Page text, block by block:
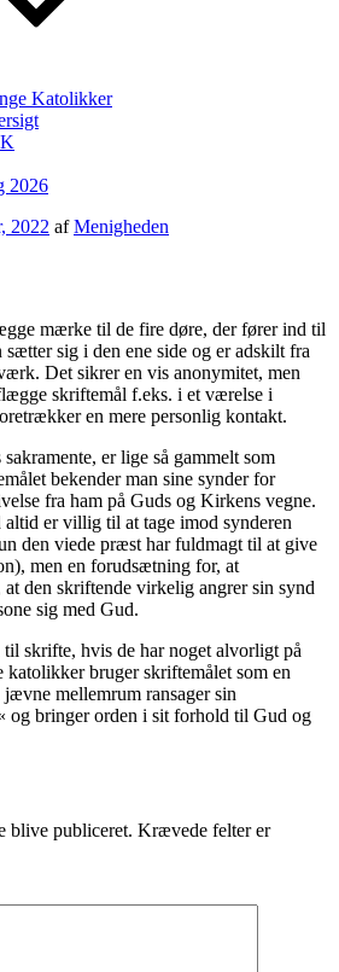
Katolikker
2026
2022 afMenigheden
mærke til de fire døre, der fører ind til
sig i den ene side og er adskilt fra
Det sikrer en vis anonymitet, men
skriftemål f.eks. i et værelse i
en mere personlig kontakt.
er lige så gammelt som
bekender man sine synder for
fra ham på Guds og Kirkens vegne.
er villig til at tage imod synderen
den viede præst har fuldmagt til at give
men en forudsætning for, at
den skriftende virkelig angrer sin synd
sig med Gud.
skrifte, hvis de har noget alvorligt på
katolikker bruger skriftemålet som en
mellemrum ransager sin
og bringer orden i sit forhold til Gud og
blive publiceret. Krævede felter er